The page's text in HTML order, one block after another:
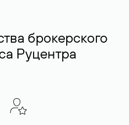
брокерского
Руцентра